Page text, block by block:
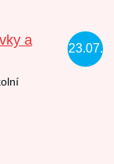
a
23.07.